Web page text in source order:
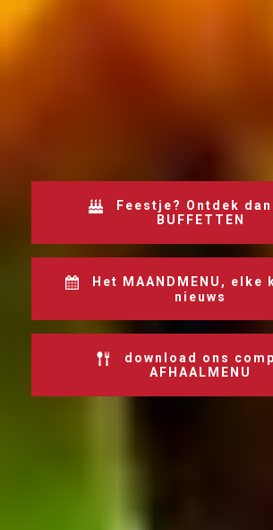
Feestje? Ontdek
BUFFETTEN
Het MAANDMENU, elke
nieuws
download ons
AFHAALMENU